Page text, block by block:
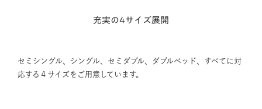
充実の4サイズ展開
セミシングル、シングル、セミダブル、ダブルベッド、すべてに対
応する４サイズをご用意しています。